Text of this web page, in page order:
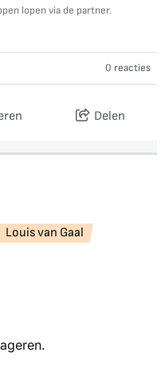
lopen via de partner.
0 reacties
Delen
Louis van Gaal